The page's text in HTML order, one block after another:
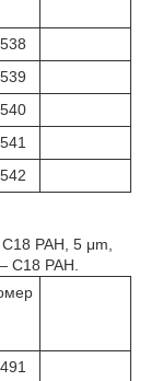
PAH, 5 μm,
С18 PAH.